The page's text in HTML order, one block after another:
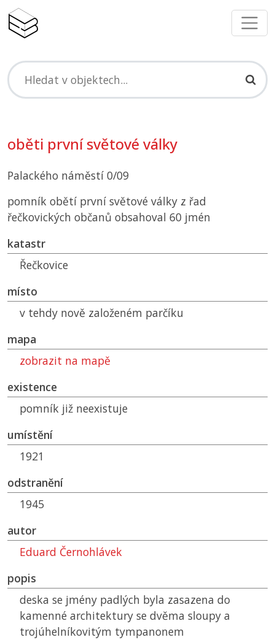
oběti první světové války
Palackého náměstí 0/09
pomník obětí první světové války z řad
řečkovických občanů obsahoval 60 jmén
katastr
Řečkovice
místo
v tehdy nově založeném parčíku
mapa
zobrazit na mapě
existence
pomník již neexistuje
umístění
1921
odstranění
1945
autor
Eduard Černohlávek
popis
deska se jmény padlých byla zasazena do
kamenné architektury se dvěma sloupy a
trojúhelníkovitým tympanonem